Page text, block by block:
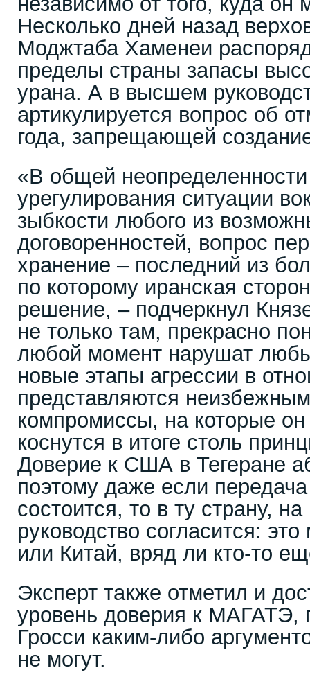
Несколько дней назад
Моджтаба Хаменеи
пределы страны запасы
урана. А в высшем
артикулируется вопрос об
года, запрещающей
«В общей
урегулирования ситуации
зыбкости любого из
договоренностей, вопрос
хранение – последний из
по которому иранская
решение, – подчеркнул
не только там, прекрасно
любой момент нарушат
новые этапы агрессии в
представляются
компромиссы, на которые он
коснутся в итоге столь
Доверие к США в Тегеране
поэтому даже если
состоится, то в ту страну,
руководство согласится:
или Китай, вряд ли кто-то
Эксперт также отметил и
уровень доверия к МАГАТЭ,
Гросси каким-либо
не могут.